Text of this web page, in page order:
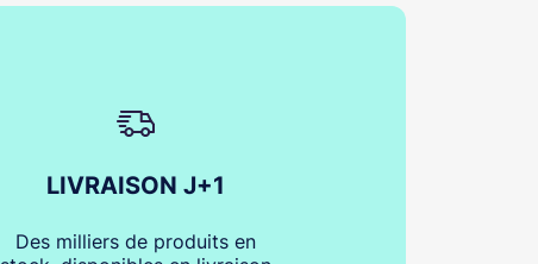
LIVRAISON J+1
Des milliers de produits en